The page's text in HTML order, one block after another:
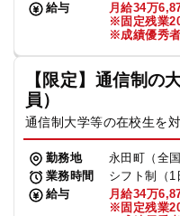
給与
月給34万
※固定残業
※成績優秀
【限定】通信制の
員）
通信制大学等の在校生を
勤務地
永田町（全
業務時間
シフト制（1
給与
月給34万
※固定残業